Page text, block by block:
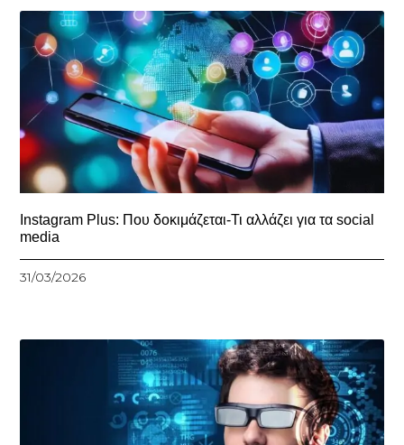
Instagram Plus: Που δοκιμάζεται-Τι αλλάζει για τα social
media
31/03/2026